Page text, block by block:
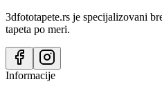
3dfototapete.rs je specijalizovani
tapeta po meri.
Informacije